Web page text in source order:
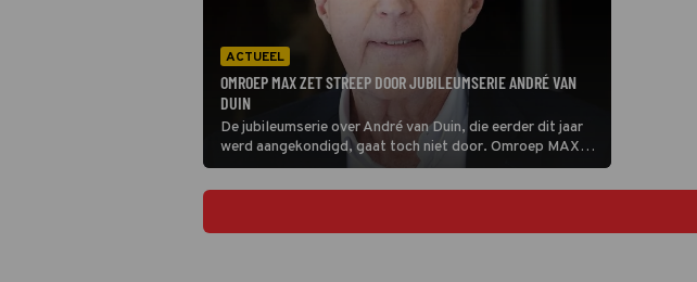
ACTUEEL
OMROEP MAX ZET STREEP DOOR JUBILEUMSERIE ANDRÉ VAN
DUIN
De jubileumserie over André van Duin, die eerder dit jaar
werd aangekondigd, gaat toch niet door. Omroep MAX
laat weten dat het niet is gelukt om de serie te
produceren.